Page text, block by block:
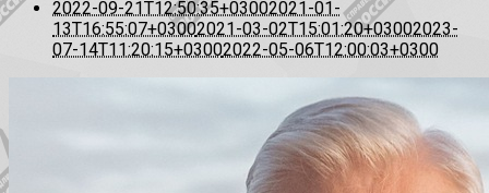
2022-09-21T12:50:35+03002021-01-
13T16:55:07+03002021-03-02T15:01:20+03002023-
07-14T11:20:15+03002022-05-06T12:00:03+0300